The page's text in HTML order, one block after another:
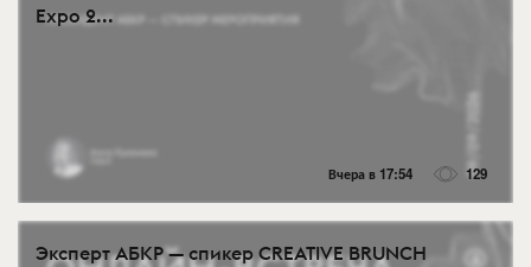
Expo 2...
Вчера в 17:54 129
Эксперт АБКР — спикер CREATIVE BRUNCH